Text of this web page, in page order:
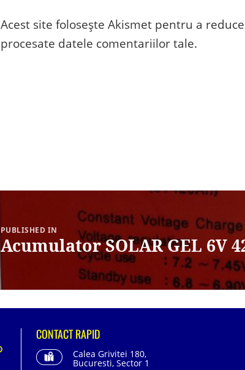
Acest site folosește Akismet pentru a
procesate datele comentariilor tale.
PUBLISHED IN
Acumulator SOLAR GEL 6V
CONTACT RAPID
Calea Grivitei 180,
Bucuresti, Sector 1